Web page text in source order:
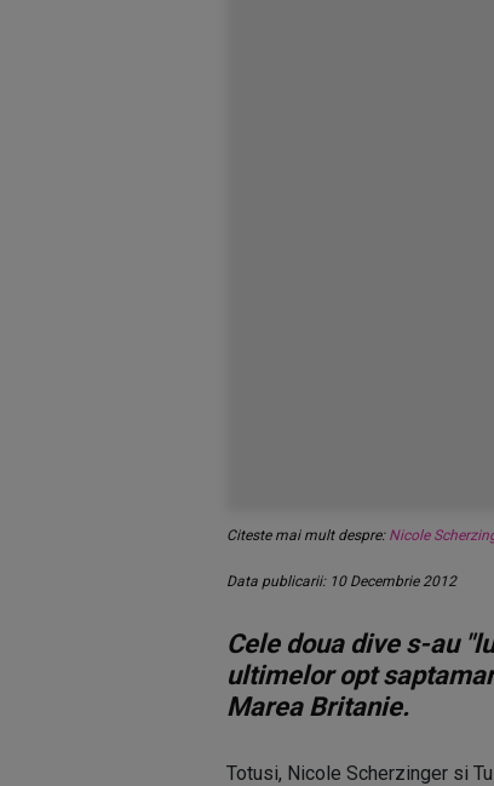
Citeste mai mult despre: Nicole
Data publicarii: 10 Decembrie 2012
Cele doua dive s-au
ultimelor opt
Marea Britanie.
Totusi, Nicole Scherzinger si